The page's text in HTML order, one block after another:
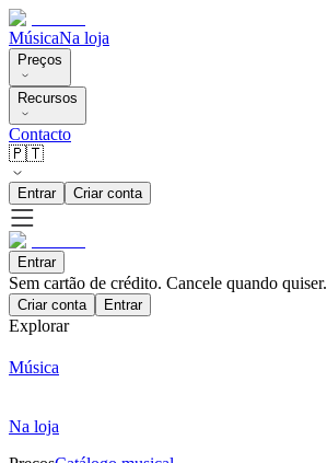
MúsicaNa loja
Preços
Recursos
Contacto
🇵🇹
Entrar Criar conta
Entrar
Sem cartão de crédito. Cancele quando quiser.
Criar conta Entrar
Explorar
Música
Na loja